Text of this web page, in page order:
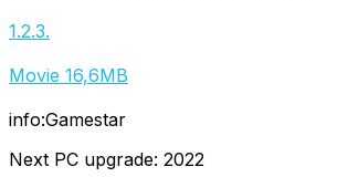
1.2.3.
Movie 16,6MB
info:Gamestar
Next PC upgrade: 2022